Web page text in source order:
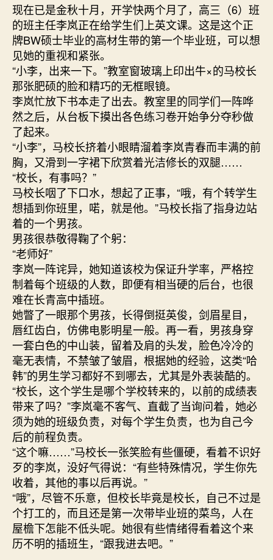
现在已是金秋十月，开学快两个月了，高三（6）班
的班主任李岚正在给学生们上英文课。这是这个正
牌BW硕士毕业的高材生带的第一个毕业班，可以想
见她的重视和紧张。
“小李，出来一下。”教室窗玻璃上印出牛×的马校长
那张肥硕的脸和精巧的无框眼镜。
李岚忙放下书本走了出去。教室里的同学们一阵哗
然之后，从台板下摸出各色练习卷开始争分夺秒做
了起来。
“小李”，马校长挤着小眼睛溜着李岚青春而丰满的前
胸，又滑到一字裙下欣赏着光洁修长的双腿……
“校长，有事吗？”
马校长咽了下口水，想起了正事，“哦，有个转学生
想插到你班里，喏，就是他。”马校长指了指身边站
着的一个男孩。
男孩很恭敬得鞠了个躬：
“老师好”
李岚一阵诧异，她知道该校为保证升学率，严格控
制着每个班级的人数，即便有相当硬的后台，也很
难在长青高中插班。
她瞥了一眼那个男孩，长得倒挺英俊，剑眉星目，
唇红齿白，仿佛电影明星一般。再一看，男孩身穿
一套白色的中山装，留着及肩的头发，脸色冷冷的
毫无表情，不禁皱了皱眉，根据她的经验，这类“哈
韩”的男生学习都好不到哪去，尤其是外表装酷的。
“校长，这个学生是哪个学校转来的，以前的成绩表
带来了吗？”李岚毫不客气、直截了当询问着，她必
须为她的班级负责，对每个学生负责，也为自己今
后的前程负责。
“这个嘛……”马校长一张笑脸有些僵硬，看着不识好
歹的李岚，没好气得说：“有些特殊情况，学生你先
收着，其他的事以后再说。”
“哦”，尽管不乐意，但校长毕竟是校长，自己不过是
个打工的，而且还是第一次带毕业班的菜鸟，人在
屋檐下怎能不低头呢。她很有些情绪得看着这个来
历不明的插班生，“跟我进去吧。”